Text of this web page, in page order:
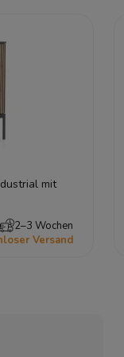
mit
2–3 Wochen
Versand